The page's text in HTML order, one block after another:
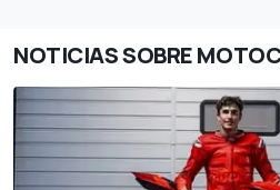
NOTICIAS SOBRE